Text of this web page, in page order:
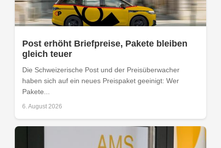
Post erhöht Briefpreise, Pakete bleiben
gleich teuer
Die Schweizerische Post und der Preisüberwacher
haben sich auf ein neues Preispaket geeinigt: Wer
Pakete...
6. August 2026